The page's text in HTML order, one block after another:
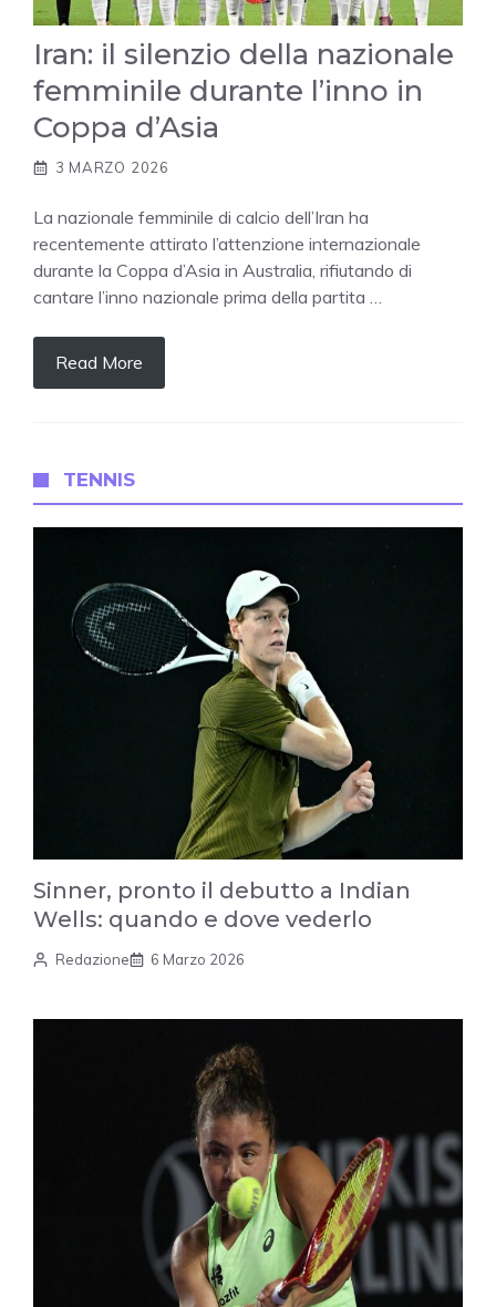
Iran: il silenzio della nazionale
femminile durante l’inno in
Coppa d’Asia
3 MARZO 2026
La nazionale femminile di calcio dell’Iran ha
recentemente attirato l’attenzione internazionale
durante la Coppa d’Asia in Australia, rifiutando di
cantare l’inno nazionale prima della partita …
Read More
TENNIS
Sinner, pronto il debutto a Indian
Wells: quando e dove vederlo
Redazione 6 Marzo 2026